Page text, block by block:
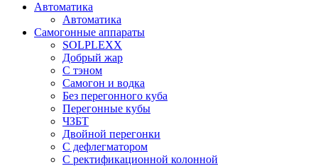
Автоматика
Автоматика
Самогонные аппараты
SOLPLEXX
Добрый жар
С тэном
Самогон и водка
Без перегонного куба
Перегонные кубы
ЧЗБТ
Двойной перегонки
С дефлегматором
С ректификационной колонной